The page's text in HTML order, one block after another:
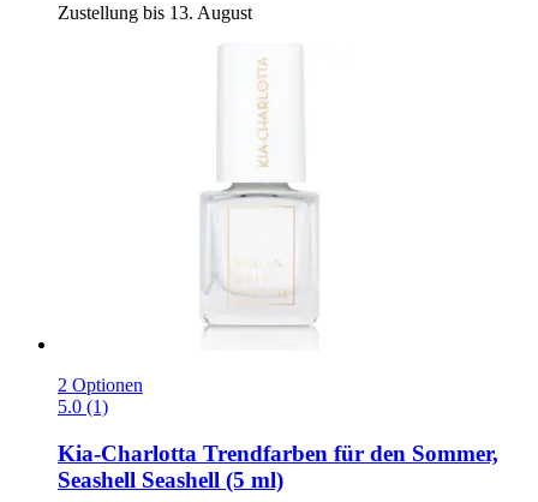
Zustellung bis 13. August
2 Optionen
5.0 (1)
Kia-Charlotta Trendfarben für den Sommer,
Seashell Seashell (5 ml)